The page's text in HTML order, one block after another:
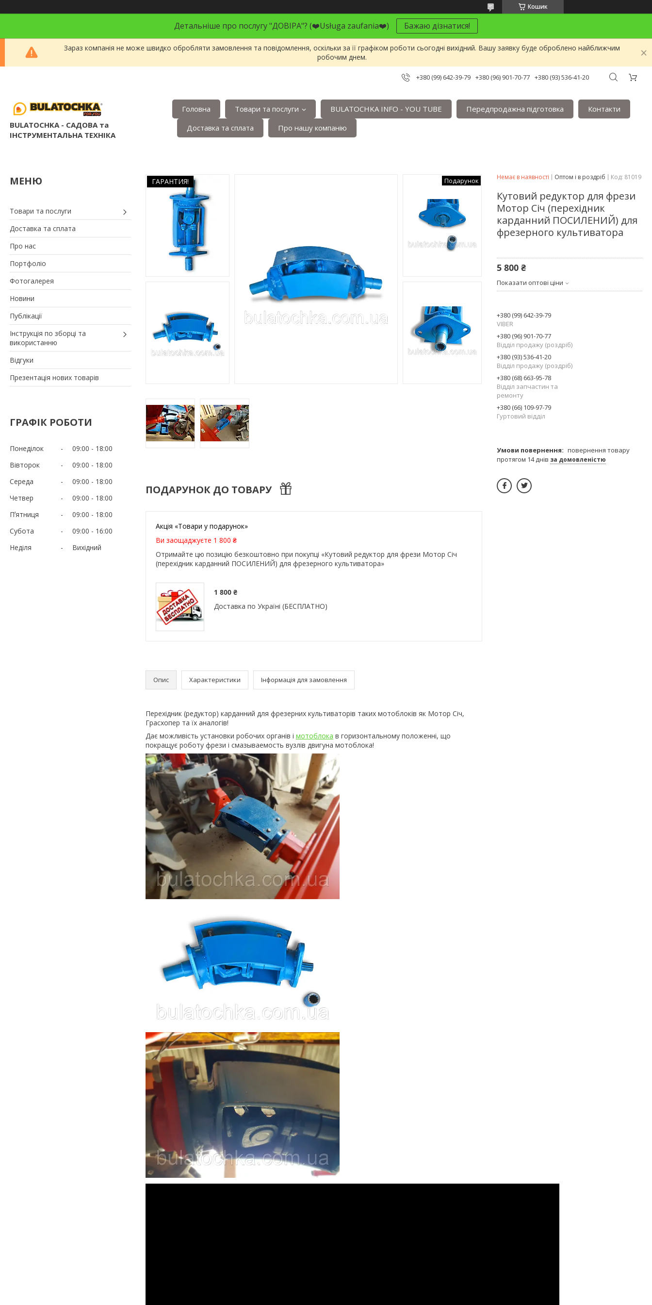
Кошик
Детальніше про послугу "ДОВІРА"? (❤️Usługa zaufania❤️) Бажаю дізнатися!
Зараз компанія не може швидко обробляти замовлення та повідомлення, оскільки за її графіком роботи сьогодні вихідний. Вашу заявку буде оброблено найближчим
робочим днем.
+380 (99) 642-39-79 +380 (96) 901-70-77 +380 (93) 536-41-20
BULATOCHKA - САДОВА та
ІНСТРУМЕНТАЛЬНА ТЕХНІКА
Головна Товари та послуги BULATOCHKA INFO - YOU TUBE Передпродажна підготовка
Контакти
Доставка та сплата
Про нашу компанію
Товари та послуги
Доставка та сплата
Про нас
Портфоліо
Фотогалерея
Новини
Публікації
Інструкція по зборці та
використанню
Відгуки
Презентація нових товарів
ГРАФІК РОБОТИ
Понеділок 09:00
18:00
Вівторок
09:00
18:00
Середа
09:00
18:00
Четвер
09:00
18:00
Пʼятниця
09:00
18:00
Субота
09:00
16:00
Неділя
Вихідний
ГАРАНТИЯ! Подарунок
ПОДАРУНОК ДО ТОВАРУ
Акція «Товари у подарунок»
Ви заощаджуєте 1 800 ₴
Отримайте цю позицію безкоштовно при покупці «Кутовий редуктор для фрези Мотор Січ
(перехідник карданний ПОСИЛЕНИЙ) для фрезерного культиватора»
1 800 ₴
Доставка по Україні (БЕСПЛАТНО)
Опис Характеристики Інформація для замовлення
Перехідник (редуктор) карданний для фрезерних культиваторів таких мотоблоків як Мотор Січ,
Грасхопер та їх аналогів!
Дає можливість установки робочих органів і мотоблока в горизонтальному положенні, що
покращує роботу фрези і смазываемость вузлів двигуна мотоблока!
Немає в наявності Оптом і в роздріб Код: 81019
Кутовий редуктор для фрези
Мотор Січ (перехідник
карданний ПОСИЛЕНИЙ) для
фрезерного культиватора
5 800 ₴
Показати оптові ціни
+380 (99) 642-39-79
VIBER
+380 (96) 901-70-77
Відділ продажу (роздріб)
+380 (93) 536-41-20
Відділ продажу (роздріб)
+380 (68) 663-95-78
Відділ запчастин та
ремонту
+380 (66) 109-97-79
Гуртовий відділ
повернення товару
протягом 14 днів за домовленістю